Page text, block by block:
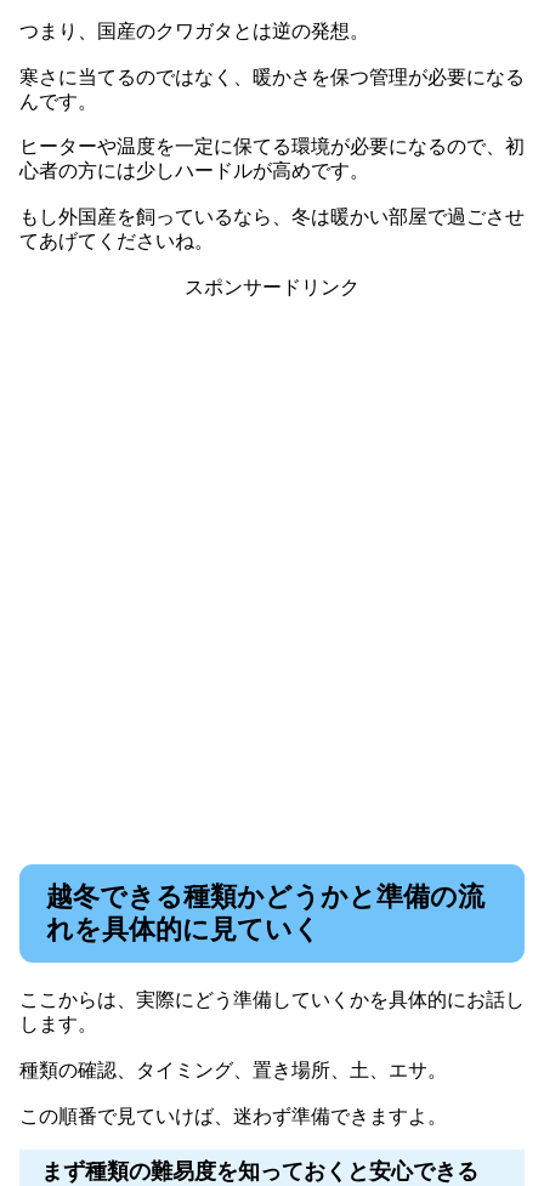
つまり、国産のクワガタとは逆の発想。
寒さに当てるのではなく、暖かさを保つ管理が必要になる
んです。
ヒーターや温度を一定に保てる環境が必要になるので、初
心者の方には少しハードルが高めです。
もし外国産を飼っているなら、冬は暖かい部屋で過ごさせ
てあげてくださいね。
スポンサードリンク
越冬できる種類かどうかと準備の流
れを具体的に見ていく
ここからは、実際にどう準備していくかを具体的にお話し
します。
種類の確認、タイミング、置き場所、土、エサ。
この順番で見ていけば、迷わず準備できますよ。
まず種類の難易度を知っておくと安心できる